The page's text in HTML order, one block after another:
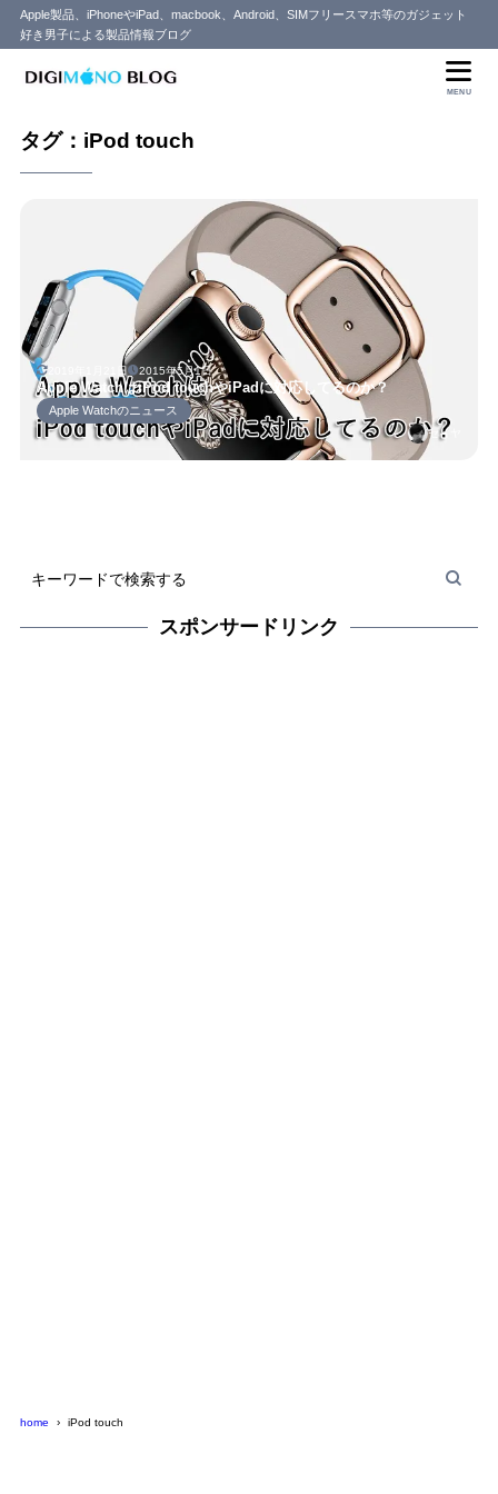
Apple製品、iPhoneやiPad、macbook、Android、SIMフリースマホ等のガジェット
好き男子による製品情報ブログ
MENU
タグ：iPod touch
2019年1月21日 2015年5月1日
Apple WatchはiPod touchやiPadに対応してるのか？
Apple Watchのニュース
セイヤ
スポンサードリンク
home iPod touch